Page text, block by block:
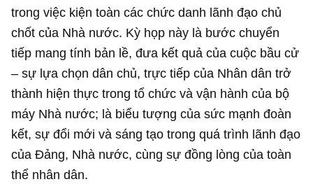
trong việc kiện toàn các chức danh lãnh đạo chủ
chốt của Nhà nước. Kỳ họp này là bước chuyển
tiếp mang tính bản lề, đưa kết quả của cuộc bầu cử
– sự lựa chọn dân chủ, trực tiếp của Nhân dân trở
thành hiện thực trong tổ chức và vận hành của bộ
máy Nhà nước; là biểu tượng của sức mạnh đoàn
kết, sự đổi mới và sáng tạo trong quá trình lãnh đạo
của Đảng, Nhà nước, cùng sự đồng lòng của toàn
thể nhân dân.